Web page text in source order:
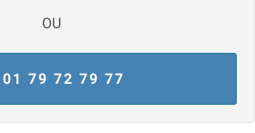
OU
01 79 72 79 77